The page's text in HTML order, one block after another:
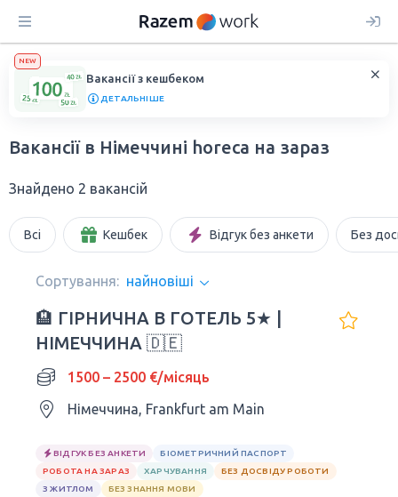
NEW
Вакансії з кешбеком
ДЕТАЛЬНІШЕ
Вакансії в Німеччині horeca на зараз
Знайдено 2 вакансій
Всі Кешбек Відгук без анкети Без
Сортування: найновіші
🏨 ГІРНИЧНА В ГОТЕЛЬ 5★ |
НІМЕЧЧИНА 🇩🇪
1500 – 2500 €/місяць
Німеччина, Frankfurt am Main
ВІДГУК БЕЗ АНКЕТИ
БІОМЕТРИЧНИЙ ПАСПОРТ
РОБОТА НА ЗАРАЗ
ХАРЧУВАННЯ
БЕЗ ДОСВІДУ РОБОТИ
З ЖИТЛОМ
БЕЗ ЗНАННЯ МОВИ